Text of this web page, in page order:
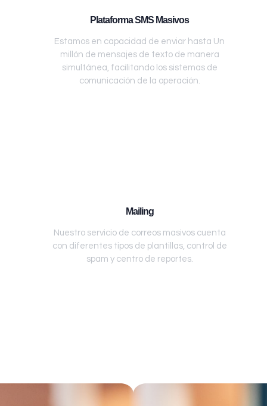
Plataforma SMS Masivos
Estamos en capacidad de enviar hasta Un
millón de mensajes de texto de manera
simultánea, facilitando los sistemas de
comunicación de la operación.
Mailing
Nuestro servicio de correos masivos cuenta
con diferentes tipos de plantillas, control de
spam y centro de reportes.